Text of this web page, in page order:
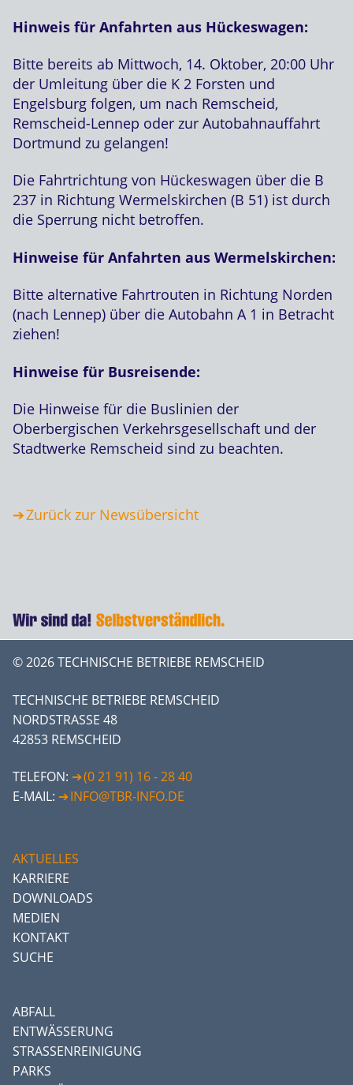
Hinweis für Anfahrten aus Hückeswagen:
Bitte bereits ab Mittwoch, 14. Oktober, 20:00 Uhr
der Umleitung über die K 2 Forsten und
Engelsburg folgen, um nach Remscheid,
Remscheid-Lennep oder zur Autobahnauffahrt
Dortmund zu gelangen!
Die Fahrtrichtung von Hückeswagen über die B
237 in Richtung Wermelskirchen (B 51) ist durch
die Sperrung nicht betroffen.
Hinweise für Anfahrten aus Wermelskirchen:
Bitte alternative Fahrtrouten in Richtung Norden
(nach Lennep) über die Autobahn A 1 in Betracht
ziehen!
Hinweise für Busreisende:
Die Hinweise für die Buslinien der
Oberbergischen Verkehrsgesellschaft und der
Stadtwerke Remscheid sind zu beachten.
Zurück zur Newsübersicht
© 2026 TECHNISCHE BETRIEBE REMSCHEID
TECHNISCHE BETRIEBE REMSCHEID
NORDSTRASSE 48
42853 REMSCHEID
TELEFON:
(0 21 91) 16 - 28 40
E-MAIL:
INFO@TBR-INFO.DE
AKTUELLES
KARRIERE
DOWNLOADS
MEDIEN
KONTAKT
SUCHE
ABFALL
ENTWÄSSERUNG
STRASSENREINIGUNG
PARKS